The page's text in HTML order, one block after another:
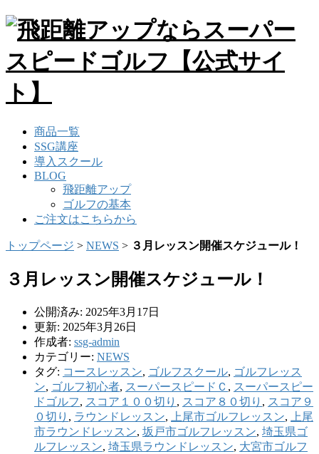
商品一覧
SSG講座
導入スクール
BLOG
飛距離アップ
ゴルフの基本
ご注文はこちらから
トップページ > NEWS > ３月レッスン開催スケジュール！
３月レッスン開催スケジュール！
公開済み: 2025年3月17日
更新: 2025年3月26日
作成者: ssg-admin
カテゴリー: NEWS
タグ: コースレッスン, ゴルフスクール, ゴルフレッス
ン, ゴルフ初心者, スーパースピードＣ , スーパースピー
ドゴルフ, スコア１００切り , スコア８０切り , スコア９
０切り , ラウンドレッスン, 上尾市ゴルフレッスン,
上尾
市ラウンドレッスン, 坂戸市ゴルフレッスン, 埼玉県ゴ
ルフレッスン, 埼玉県ラウンドレッスン, 大宮市ゴルフ